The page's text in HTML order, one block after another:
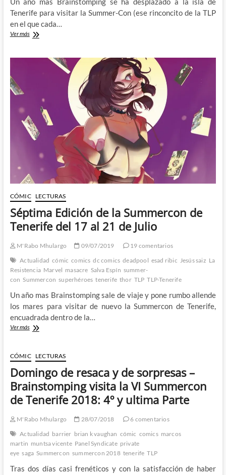
Tenerife para visitar la Summer-Con (ese rinconcito de la TLP
en el que cada…
Ver másSummer-
año
de
grandes
encuentros,
frustraciones
calor
CÓMIC LECTURAS
Séptima Edición de la Summercon de
Tenerife del 17 al 21 de Julio
M'Rabo Mhulargo 09/07/2019
19 comentarios
Actualidad cómic comics dc comics deadpool esad ribic Jesús saiz La
Resistencia Marvel masacre Salva Espín summer-
con Summercon superhéroes tenerife thor TLP TLP-Tenerife
Un año mas Brainstomping sale de viaje y pone rumbo allende
los mares para visitar de nuevo la Summercon de Tenerife,
encuadrada dentro de la…
Ver másSéptima
la
Summercon
de
Tenerife
del
17
21
Julio
CÓMIC LECTURAS
Domingo de resaca y de sorpresas –
Brainstomping visita la VI Summercon
de Tenerife 2018: 4º y ultima Parte
M'Rabo Mhulargo 28/07/2018
6 comentarios
Actualidad barrier brian k vaughan cómic comics marcos
martin muntsa vicente Panel Syndicate private
eye saga Summercon summercon 2018 tenerife TLP
Tras dos días casi frenéticos y con la satisfacción de haber